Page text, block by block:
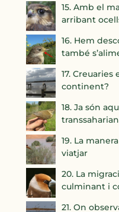
15. Amb el
arribant
16. Hem
també
17.
continent?
18. Ja són
19. La
viatjar
20. La
culminant i
21. On